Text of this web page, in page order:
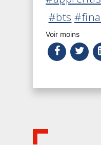
#bts
Voir moins